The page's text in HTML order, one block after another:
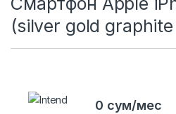
(silver gold
0 сум/мес